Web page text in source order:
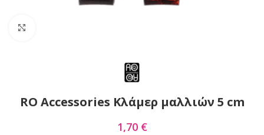
RO Accessories Κλάμερ μαλλιών 5 cm
1,70 €